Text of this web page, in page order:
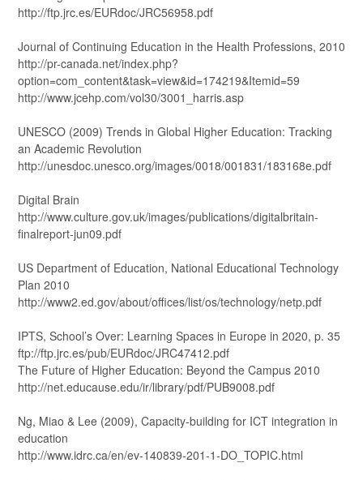
http://ftp.jrc.es/EURdoc/JRC56958.pdf
Journal of Continuing Education in the Health Professions, 2010
http://pr-canada.net/index.php?
option=com_content&task=view&id=174219&Itemid=59
http://www.jcehp.com/vol30/3001_harris.asp
UNESCO (2009) Trends in Global Higher Education: Tracking
an Academic Revolution
http://unesdoc.unesco.org/images/0018/001831/183168e.pdf
Digital Brain
http://www.culture.gov.uk/images/publications/digitalbritain-
finalreport-jun09.pdf
US Department of Education, National Educational Technology
Plan 2010
http://www2.ed.gov/about/offices/list/os/technology/netp.pdf
IPTS, School’s Over: Learning Spaces in Europe in 2020, p. 35
ftp://ftp.jrc.es/pub/EURdoc/JRC47412.pdf
The Future of Higher Education: Beyond the Campus 2010
http://net.educause.edu/ir/library/pdf/PUB9008.pdf
Ng, Miao & Lee (2009), Capacity-building for ICT integration in
education
http://www.idrc.ca/en/ev-140839-201-1-DO_TOPIC.html